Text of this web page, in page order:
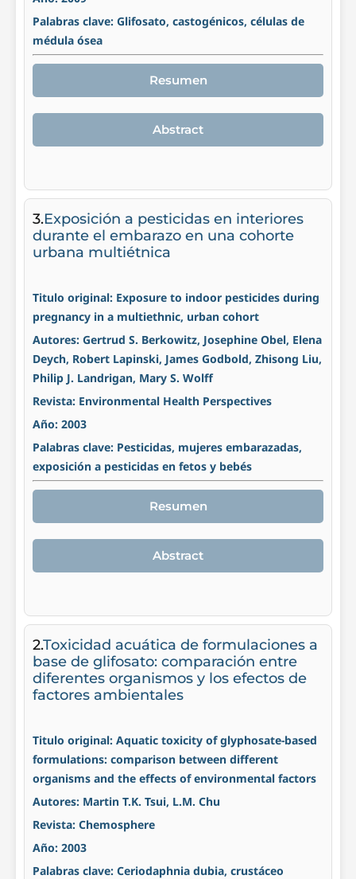
Palabras clave: Glifosato, castogénicos, células de
médula ósea
Resumen
Abstract
3.Exposición a pesticidas en interiores
durante el embarazo en una cohorte
urbana multiétnica
Titulo original: Exposure to indoor pesticides during
pregnancy in a multiethnic, urban cohort
Autores: Gertrud S. Berkowitz, Josephine Obel, Elena
Deych, Robert Lapinski, James Godbold, Zhisong Liu,
Philip J. Landrigan, Mary S. Wolff
Revista: Environmental Health Perspectives
Año: 2003
Palabras clave: Pesticidas, mujeres embarazadas,
exposición a pesticidas en fetos y bebés
Resumen
Abstract
2.Toxicidad acuática de formulaciones a
base de glifosato: comparación entre
diferentes organismos y los efectos de
factores ambientales
Titulo original: Aquatic toxicity of glyphosate-based
formulations: comparison between different
organisms and the effects of environmental factors
Autores: Martin T.K. Tsui, L.M. Chu
Revista: Chemosphere
Año: 2003
Palabras clave: Ceriodaphnia dubia, crustáceo